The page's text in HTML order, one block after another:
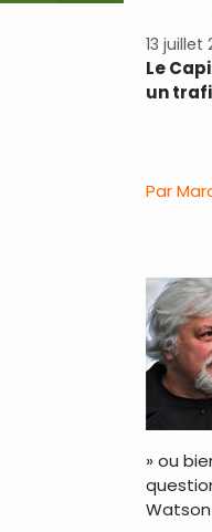
13 juillet
Le
un
Par
» ou
Watson